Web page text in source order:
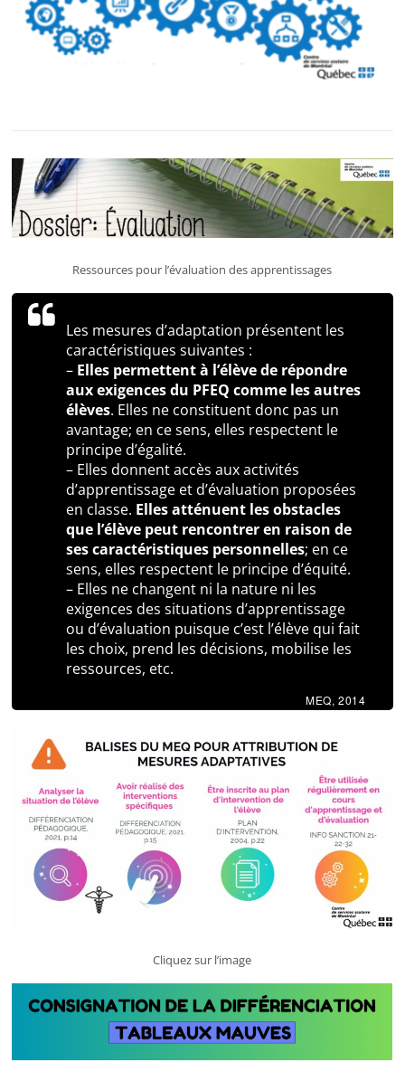
Ressources pour l’évaluation des apprentissages
Les mesures d’adaptation présentent les
caractéristiques suivantes :
– Elles permettent à l’élève de répondre
aux exigences du PFEQ comme les autres
élèves. Elles ne constituent donc pas un
avantage; en ce sens, elles respectent le
principe d’égalité.
– Elles donnent accès aux activités
d’apprentissage et d’évaluation proposées
en classe. Elles atténuent les obstacles
que l’élève peut rencontrer en raison de
ses caractéristiques personnelles; en ce
sens, elles respectent le principe d’équité.
– Elles ne changent ni la nature ni les
exigences des situations d’apprentissage
ou d’évaluation puisque c’est l’élève qui fait
les choix, prend les décisions, mobilise les
ressources, etc.
MEQ, 2014
Cliquez sur l’image